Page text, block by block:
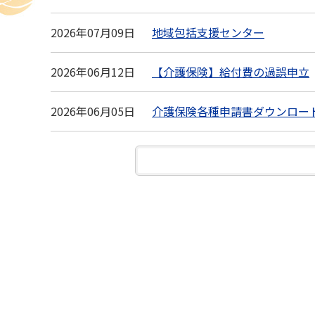
2026年07月09日 地域包括支援センター
2026年06月12日 【介護保険】給付費の過誤申立
2026年06月05日 介護保険各種申請書ダウンロー